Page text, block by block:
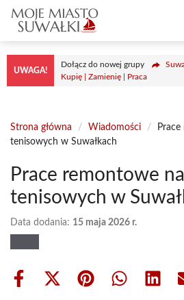
Przejdź
treści
UWAGA!
Dołącz do nowej grupy
Kupię | Zamienię | Praca
Strona główna / Wiadomości /
tenisowych w Suwałkach
Prace remontowe
tenisowych w
Data dodania: 15 maja 2026 r.
Share
Share Share Share Share